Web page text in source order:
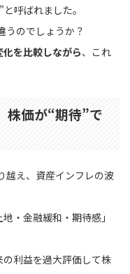
呼ばれました。
うのでしょうか？
を比較しながら、これ
株価が“期待”で
越え、資産インフレの波
・金融緩和・期待感」
利益を過大評価して株